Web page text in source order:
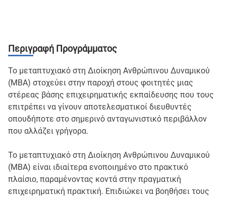
Περιγραφή Προγράμματος
Το μεταπτυχιακό στη Διοίκηση Ανθρώπινου Δυναμικού
(MBA) στοχεύει στην παροχή στους φοιτητές μιας
στέρεας βάσης επιχειρηματικής εκπαίδευσης που τους
επιτρέπει να γίνουν αποτελεσματικοί διευθυντές
οπουδήποτε στο σημερινό ανταγωνιστικό περιβάλλον
που αλλάζει γρήγορα.
Το μεταπτυχιακό στη Διοίκηση Ανθρώπινου Δυναμικού
(MBA) είναι ιδιαίτερα ενοποιημένο στο πρακτικό
πλαίσιο, παραμένοντας κοντά στην πραγματική
επιχειρηματική πρακτική. Επιδιώκει να βοηθήσει τους